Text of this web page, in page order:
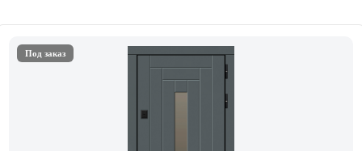
Под заказ